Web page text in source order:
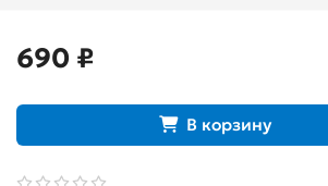
690 ₽
В корзину